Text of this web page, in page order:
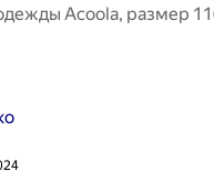
Acoola, размер